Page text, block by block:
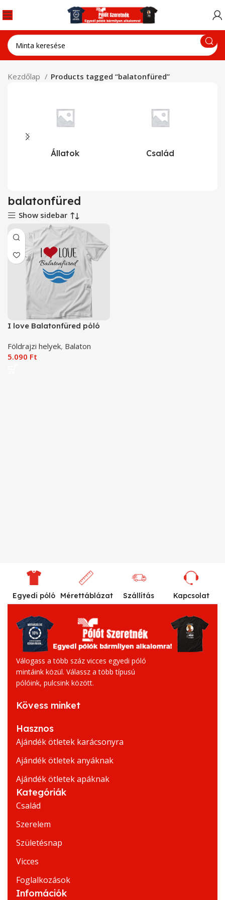
Kezdőlap Products tagged “balatonfüred”
Állatok Család
balatonfüred
Show sidebar
I love Balatonfüred póló
Földrajzi helyek, Balaton
5.090 Ft
Egyedi póló Mérettáblázat Szállítás Kapcsolat
Válogass a több száz vicces egyedi póló
mintáink közül. Válassz a több típusú
pólóink, pulcsink között.
Kövess minket
Hasznos
Ajándék ötletek karácsonyra
Ajándék ötletek anyáknak
Ajándék ötletek apáknak
Kategóriák
Család
Szerelem
Születésnap
Vicces
Foglalkozások
Infomációk